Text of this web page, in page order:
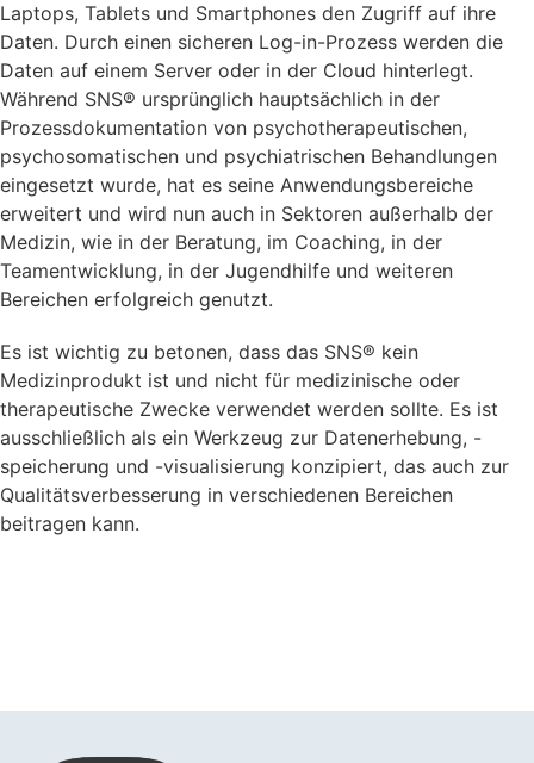
Laptops, Tablets und Smartphones den Zugriff auf ihre
Daten. Durch einen sicheren Log-in-Prozess werden die
Daten auf einem Server oder in der Cloud hinterlegt.
Während SNS® ursprünglich hauptsächlich in der
Prozessdokumentation von psychotherapeutischen,
psychosomatischen und psychiatrischen Behandlungen
eingesetzt wurde, hat es seine Anwendungsbereiche
erweitert und wird nun auch in Sektoren außerhalb der
Medizin, wie in der Beratung, im Coaching, in der
Teamentwicklung, in der Jugendhilfe und weiteren
Bereichen erfolgreich genutzt.
Es ist wichtig zu betonen, dass das SNS® kein
Medizinprodukt ist und nicht für medizinische oder
therapeutische Zwecke verwendet werden sollte. Es ist
ausschließlich als ein Werkzeug zur Datenerhebung, -
speicherung und -visualisierung konzipiert, das auch zur
Qualitätsverbesserung in verschiedenen Bereichen
beitragen kann.